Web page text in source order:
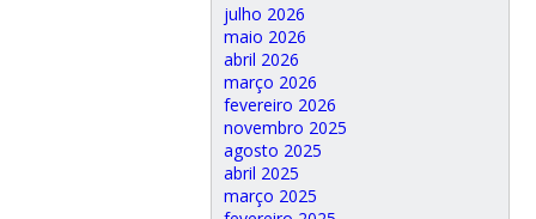
julho 2026
maio 2026
abril 2026
março 2026
fevereiro 2026
novembro 2025
agosto 2025
abril 2025
março 2025